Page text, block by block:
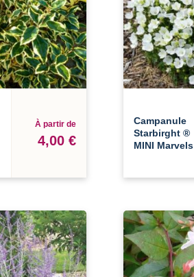
À partir de
4,00 €
Campanule
Starbirght ®
MINI Marvels